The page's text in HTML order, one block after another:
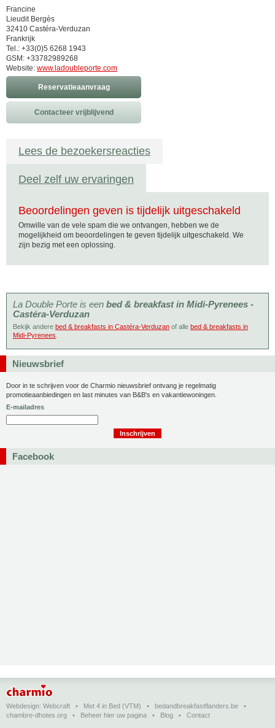
Francine
Lieudit Bergès
32410 Castéra-Verduzan
Frankrijk
Tel.: +33(0)5 6268 1943
GSM: +33782989268
Website: www.ladoubleporte.com
Reservatieaanvraag
Contacteer vrijblijvend
Lees de bezoekersreacties
Deel zelf uw ervaringen
Beoordelingen geven is tijdelijk uitgeschakeld
Omwille van de vele spam die we ontvangen, hebben we de
mogelijkheid om beoordelingen te geven tijdelijk uitgeschakeld. We
zijn bezig met een oplossing.
La Double Porte is een bed & breakfast in Midi-Pyrenees -
Castéra-Verduzan
Bekijk andere bed & breakfasts in Castéra-Verduzan of alle bed & breakfasts in
Midi-Pyrenees
Nieuwsbrief
Door in te schrijven voor de Charmio nieuwsbrief ontvang je regelmatig
promotieaanbiedingen en last minutes van B&B's en vakantiewoningen.
E-mailadres
Facebook
Webdesign: Webcraft • Met 4 in Bed (VTM) • bedandbreakfastflanders.be •
chambre-dhotes.org • Beheer hier uw pagina • Blog • Contact